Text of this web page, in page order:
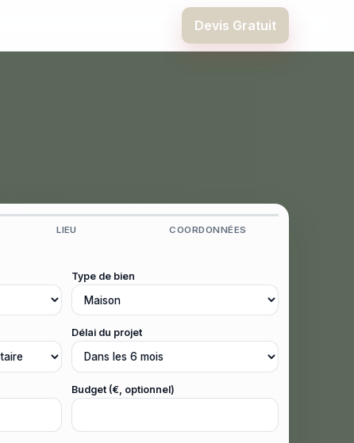
Devis Gratuit
LIEU COORDONNÉES
Type de bien
Délai du projet
Budget (€, optionnel)